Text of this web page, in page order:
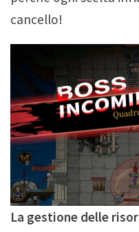
cancello!
La gestione delle